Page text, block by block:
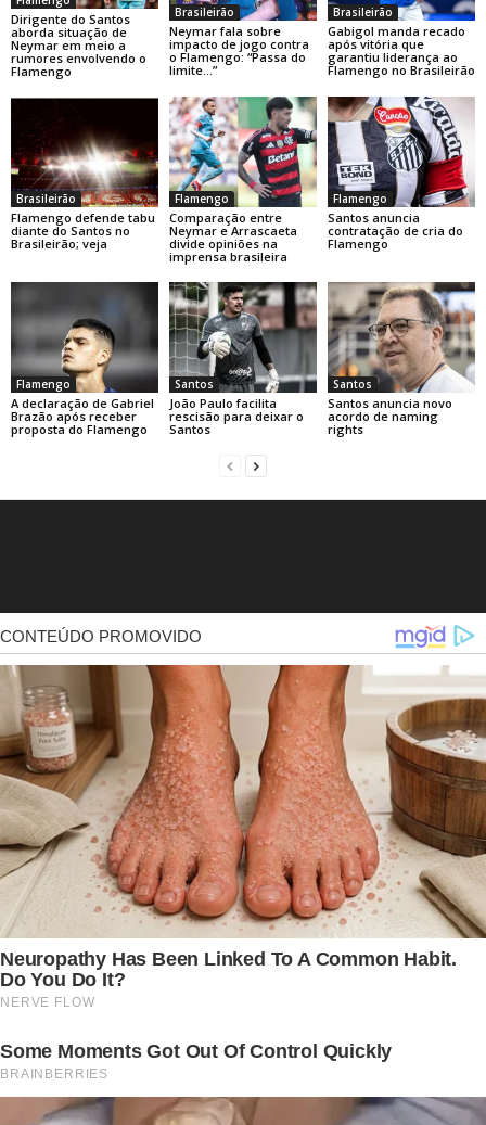
Dirigente do Santos
aborda situação de
Neymar em meio a
rumores envolvendo o
Flamengo
Brasileirão
Neymar fala sobre
impacto de jogo contra
o Flamengo: “Passa do
limite…”
Brasileirão
Gabigol manda recado
após vitória que
garantiu liderança ao
Flamengo no Brasileirão
Brasileirão
Flamengo defende tabu
diante do Santos no
Brasileirão; veja
Flamengo
Comparação entre
Neymar e Arrascaeta
divide opiniões na
imprensa brasileira
Flamengo
Santos anuncia
contratação de cria do
Flamengo
Flamengo
A declaração de Gabriel
Brazão após receber
proposta do Flamengo
Santos
João Paulo facilita
rescisão para deixar o
Santos
Santos
Santos anuncia novo
acordo de naming
rights